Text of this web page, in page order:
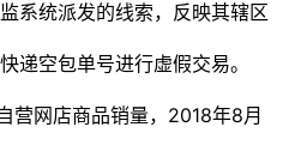
系统派发的线索，反映其辖区
递空包单号进行虚假交易。
营网店商品销量，2018年8月